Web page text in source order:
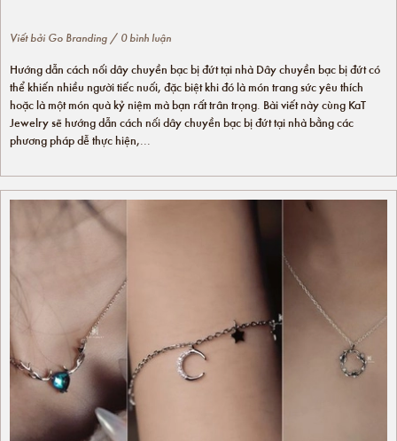
Viết bởi Go Branding / 0 bình luận
Hướng dẫn cách nối dây chuyền bạc bị đứt tại nhà Dây chuyền bạc bị đứt có
thể khiến nhiều người tiếc nuối, đặc biệt khi đó là món trang sức yêu thích
hoặc là một món quà kỷ niệm mà bạn rất trân trọng. Bài viết này cùng KaT
Jewelry sẽ hướng dẫn cách nối dây chuyền bạc bị đứt tại nhà bằng các
phương pháp dễ thực hiện,...